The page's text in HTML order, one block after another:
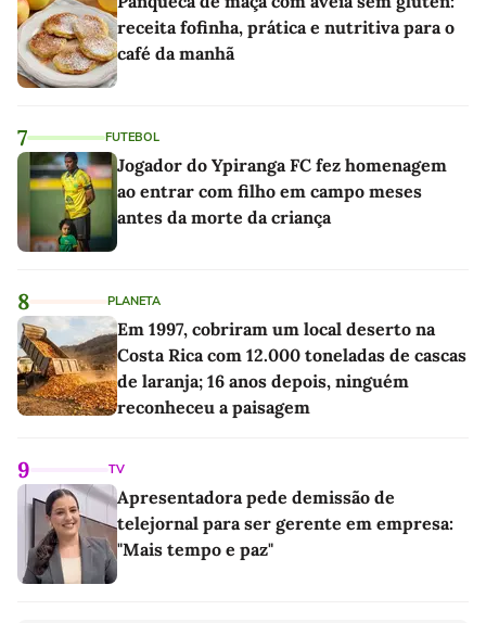
receita fofinha, prática e nutritiva para o
café da manhã
7 FUTEBOL
Jogador do Ypiranga FC fez homenagem
ao entrar com filho em campo meses
antes da morte da criança
8 PLANETA
Em 1997, cobriram um local deserto na
Costa Rica com 12.000 toneladas de cascas
de laranja; 16 anos depois, ninguém
reconheceu a paisagem
9 TV
Apresentadora pede demissão de
telejornal para ser gerente em empresa:
"Mais tempo e paz"